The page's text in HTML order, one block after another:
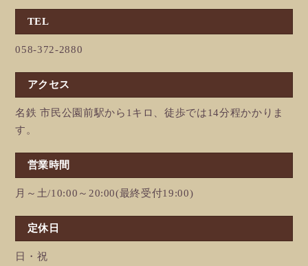
TEL
058-372-2880
アクセス
名鉄 市民公園前駅から1キロ、徒歩では14分程かかりま
す。
営業時間
月～土/10:00～20:00(最終受付19:00)
定休日
日・祝